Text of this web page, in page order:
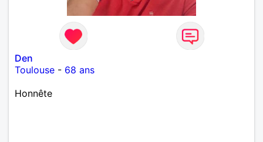
Den
Toulouse - 68 ans
Honnête